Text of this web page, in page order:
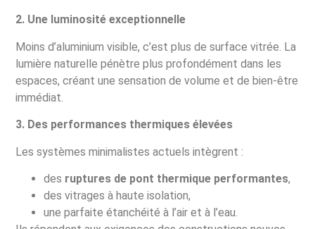
2. Une luminosité exceptionnelle
Moins d’aluminium visible, c’est plus de surface vitrée. La
lumière naturelle pénètre plus profondément dans les
espaces, créant une sensation de volume et de bien-être
immédiat.
3. Des performances thermiques élevées
Les systèmes minimalistes actuels intègrent :
des ruptures de pont thermique performantes,
des vitrages à haute isolation,
une parfaite étanchéité à l’air et à l’eau.